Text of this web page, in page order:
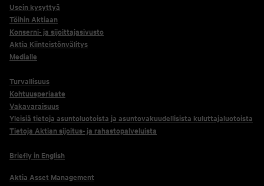
Usein kysyttyä
Töihin Aktiaan
Konserni- ja sijoittajasivusto
Aktia Kiinteistönvälitys
Medialle
Turvallisuus
Kohtuusperiaate
Vakavaraisuus
Yleisiä tietoja asuntoluotoista ja asuntovakuudellisista kuluttajaluotoista
Tietoja Aktian sijoitus- ja rahastopalveluista
Briefly in English
Aktia Asset Management